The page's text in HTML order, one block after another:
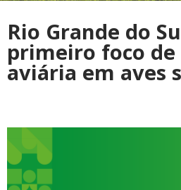
Rio Grande do
primeiro foco
aviária em aves